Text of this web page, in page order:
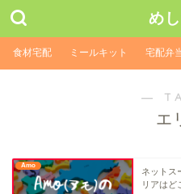
め
食材宅配 ミールキット 宅配弁
―
エ
Amo
ネットス
リアはど